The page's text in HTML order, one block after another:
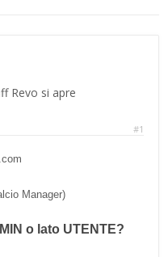
Revo si apre
#1
Manager)
o lato UTENTE?